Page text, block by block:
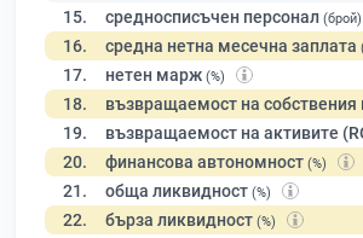
15. средносписъчен персонал (брой)
16. средна нетна месечна заплата
17. нетен марж (%)
18. възвращаемост на собствения
19. възвращаемост на активите
20. финансова автономност (%)
21. обща ликвидност (%)
22. бърза ликвидност (%)